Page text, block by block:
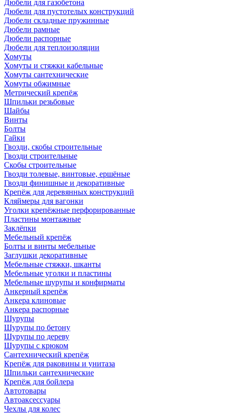
Дюбели для газобетона
Дюбели для пустотелых конструкций
Дюбели складные пружинные
Дюбели рамные
Дюбели распорные
Дюбели для теплоизоляции
Хомуты
Хомуты и стяжки кабельные
Хомуты сантехнические
Хомуты обжимные
Метрический крепёж
Шпильки резьбовые
Шайбы
Винты
Болты
Гайки
Гвозди, скобы строительные
Гвозди строительные
Скобы строительные
Гвозди толевые, винтовые, ершёные
Гвозди финишные и декоративные
Крепёж для деревянных конструкций
Кляймеры для вагонки
Уголки крепёжные перфорированные
Пластины монтажные
Заклёпки
Мебельный крепёж
Болты и винты мебельные
Заглушки декоративные
Мебельные стяжки, шканты
Мебельные уголки и пластины
Мебельные шурупы и конфирматы
Анкерный крепёж
Анкера клиновые
Анкера распорные
Шурупы
Шурупы по бетону
Шурупы по дереву
Шурупы с крюком
Сантехнический крепёж
Крепёж для раковины и унитаза
Шпильки сантехнические
Крепёж для бойлера
Автотовары
Автоаксессуары
Чехлы для колес